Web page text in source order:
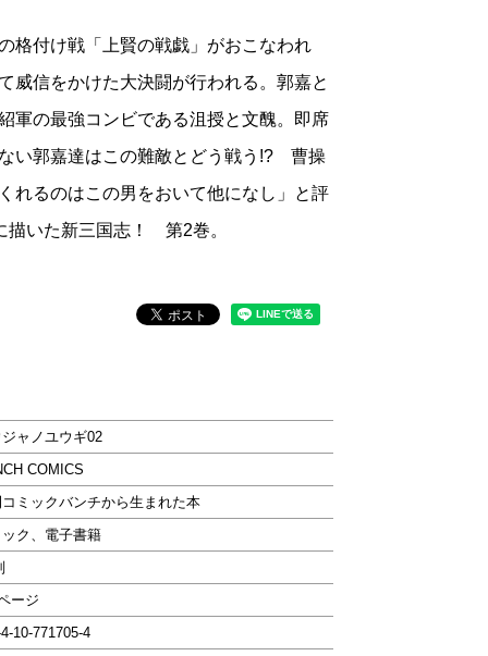
格付け戦「上賢の戦戯」がおこなわれ
威信をかけた大決闘が行われる。郭嘉と
軍の最強コンビである沮授と文醜。即席
い郭嘉達はこの難敵とどう戦う!? 曹操
れるのはこの男をおいて他になし」と評
描いた新三国志！ 第2巻。
ジャノユウギ02
COMICS
コミックバンチから生まれた本
ック、電子書籍
ージ
10-771705-4